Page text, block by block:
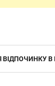
ВІДПОЧИНКУ В